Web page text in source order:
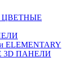
ЦВЕТНЫЕ
ELEMENTARY
ПАНЕЛИ